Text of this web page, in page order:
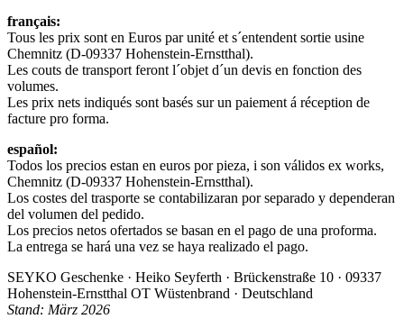
français:
Tous les prix sont en Euros par unité et s´entendent sortie usine
Chemnitz (D-09337 Hohenstein-Ernstthal).
Les couts de transport feront l´objet d´un devis en fonction des
volumes.
Les prix nets indiqués sont basés sur un paiement á réception de
facture pro forma.
español:
Todos los precios estan en euros por pieza, i son válidos ex works,
Chemnitz (D-09337 Hohenstein-Ernstthal).
Los costes del trasporte se contabilizaran por separado y dependeran
del volumen del pedido.
Los precios netos ofertados se basan en el pago de una proforma.
La entrega se hará una vez se haya realizado el pago.
SEYKO Geschenke · Heiko Seyferth · Brückenstraße 10 · 09337
Hohenstein-Ernstthal OT Wüstenbrand · Deutschland
Stand: März 2026